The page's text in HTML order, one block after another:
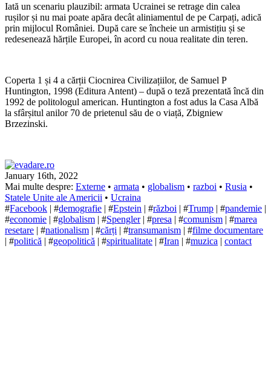
Iată un scenariu plauzibil: armata Ucrainei se retrage din calea
rușilor și nu mai poate apăra decât aliniamentul de pe Carpați, adică
prin mijlocul României. După care se încheie un armistițiu și se
redesenează hărțile Europei, în acord cu noua realitate din teren.
Coperta 1 și 4 a cărții Ciocnirea Civilizațiilor, de Samuel P
Huntington, 1998 (Editura Antent) – după o teză prezentată încă din
1992 de politologul american. Huntington a fost adus la Casa Albă
la sfârșitul anilor 70 de prietenul său de o viață, Zbigniew
Brzezinski.
January 16th, 2022
Mai multe despre: Externe • armata • globalism • razboi • Rusia •
Statele Unite ale Americii • Ucraina
#Facebook | #demografie | #Epstein | #război | #Trump | #pandemie |
#economie | #globalism | #Spengler| #presa | #comunism | #marea
resetare | #nationalism | #cărți | #transumanism | #filme documentare
| #politică | #geopolitică | #spiritualitate | #Iran | #muzica | contact